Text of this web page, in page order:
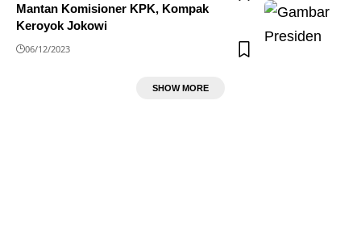
Mantan Komisioner KPK, Kompak
Keroyok Jokowi
06/12/2023
SHOW MORE